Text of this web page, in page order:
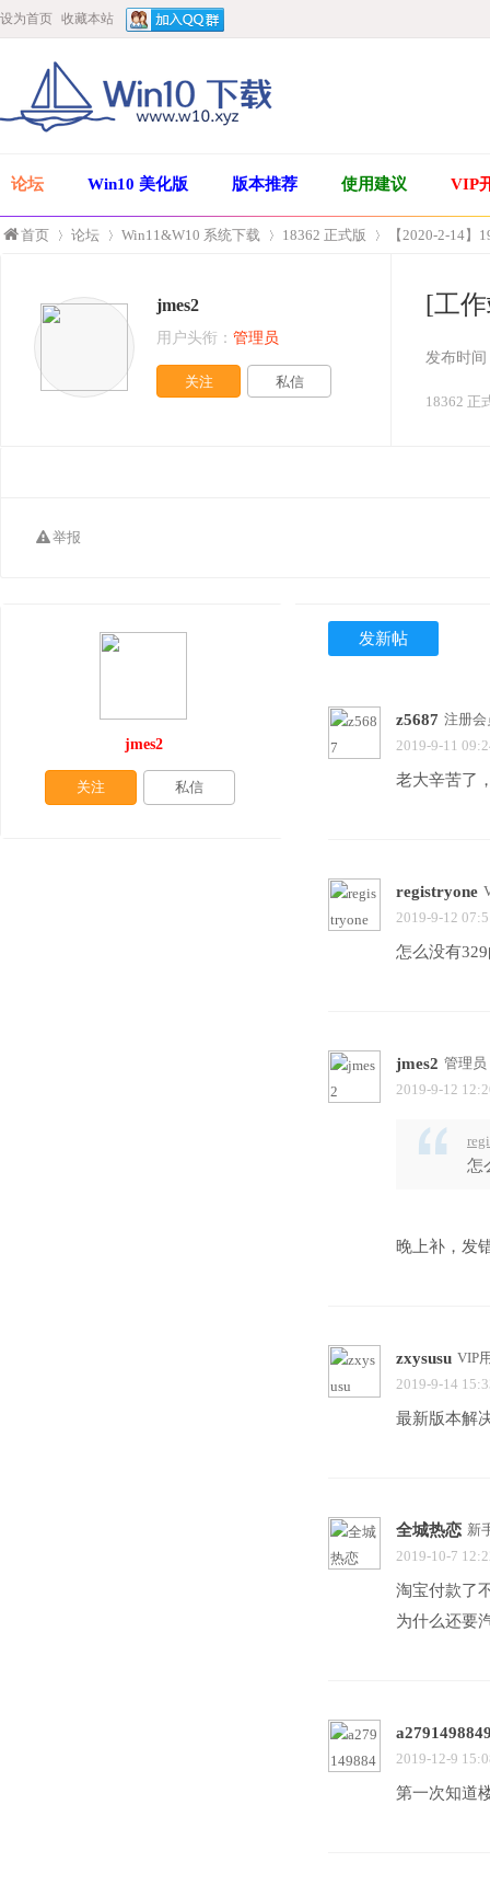
设为首页 收藏本站
论坛 Win10 美化版 版本推荐 使用建议 VIP
首页
»
论坛 Win11&W10 系统下载
›
18362 正式版 【2020-2-14】
[工作
发布时间
18362 正
jmes2
用户头衔： 管理员
关注 私信
举报
发新帖
z5687 注册会
2019-9-11
老大辛苦了
registryone
2019-9-12
怎么没有
jmes2 管理员
2019-9-12
怎
晚上补，发
zxysusu VIP
2019-9-14
最新版本解
全城热恋 新
2019-10-7
淘宝付款了
为什么还要
2019-12-9
第一次知道
jmes2
关注 私信